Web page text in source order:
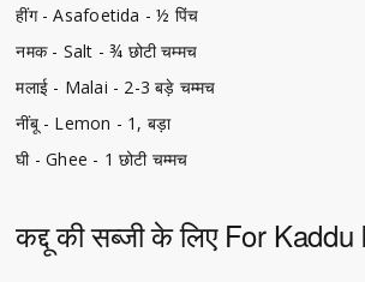
हींग - Asafoetida - ½ पिंच
नमक - Salt - ¾ छोटी चम्मच
मलाई - Malai - 2-3 बड़े चम्मच
नींबू - Lemon - 1, बड़ा
घी - Ghee - 1 छोटी चम्मच
कद्दू की सब्जी के लिए For